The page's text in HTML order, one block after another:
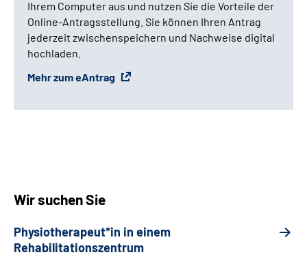
Ihrem Computer aus und nutzen Sie die Vorteile der
Online-Antragsstellung. Sie können Ihren Antrag
jederzeit zwischenspeichern und Nachweise digital
hochladen.
Mehr zum eAntrag
Wir suchen Sie
Physiotherapeut*in in einem
Rehabilitationszentrum